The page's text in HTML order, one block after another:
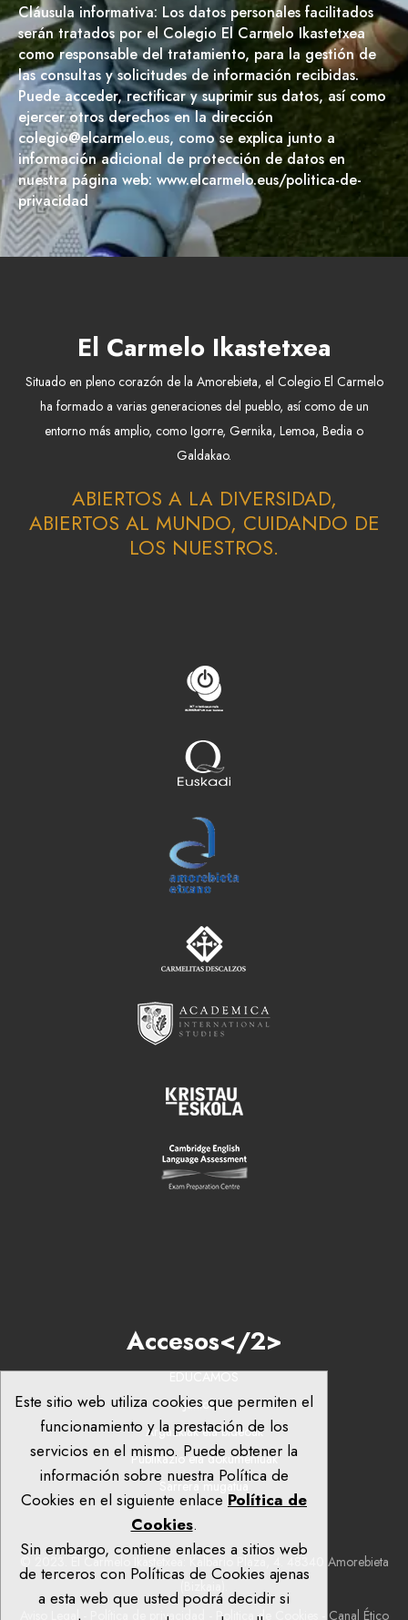
Cláusula informativa: Los datos personales facilitados
serán tratados por el Colegio El Carmelo Ikastetxea
como responsable del tratamiento, para la gestión de
las consultas y solicitudes de información recibidas.
Puede acceder, rectificar y suprimir sus datos, así como
ejercer otros derechos en la dirección
colegio@elcarmelo.eus, como se explica junto a
información adicional de protección de datos en
nuestra página web: www.elcarmelo.eus/politica-de-
privacidad
El Carmelo Ikastetxea
Situado en pleno corazón de la Amorebieta, el Colegio El Carmelo
ha formado a varias generaciones del pueblo, así como de un
entorno más amplio, como Igorre, Gernika, Lemoa, Bedia o
Galdakao.
ABIERTOS A LA DIVERSIDAD,
ABIERTOS AL MUNDO, CUIDANDO DE
LOS NUESTROS.
Accesos</2>
EDUCAMOS
Jantokia
Argazkiak eta bideoak
Publikazio eta dokumentuak
Sarrera mugatua
© 2023. El Carmelo Ikastetxea: Kalbario Plaza, 4. 48340 Amorebieta
Aviso Legal- Política de privacidad Politica de Cookies Canal Ético
Este sitio web utiliza cookies que permiten el
funcionamiento y la prestación de los
servicios en el mismo. Puede obtener la
información sobre nuestra Política de
Cookies en el siguiente enlace Política de
Cookies.
Sin embargo, contiene enlaces a sitios web
de terceros con Políticas de Cookies ajenas
a esta web que usted podrá decidir si